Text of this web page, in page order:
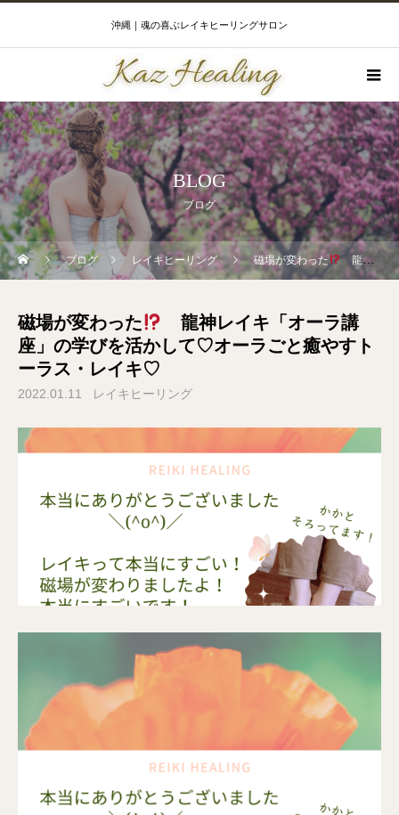
沖縄｜魂の喜ぶレイキヒーリングサロン
BLOG
ブログ
ブログ レイキヒーリング 磁場が変わった 龍神レイキ「オーラ講座」の学びを活かして♡オーラごと癒やすトーラス・レイキ♡
磁場が変わった
龍神レイキ「オーラ講
座」の学びを活かして♡オーラごと癒やすト
ーラス・レイキ♡
2022.01.11 レイキヒーリング